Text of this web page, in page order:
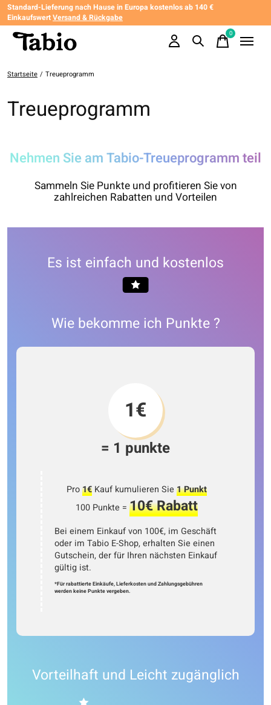
Standard-Lieferung nach Hause in Europa kostenlos ab 140 €
EinkaufswertVersand & Rückgabe
0items
Startseite / Treueprogramm
Treueprogramm
Nehmen Sie am Tabio-Treueprogramm teil
Sammeln Sie Punkte und profitieren Sie von
zahlreichen Rabatten und Vorteilen
Es ist einfach und kostenlos
Wie bekomme ich Punkte ?
1€
= 1 punkte
Pro1€Kauf kumulieren Sie 1 Punkt
100 Punkte = 10€ Rabatt
Bei einem Einkauf von 100€, im Geschäft
oder im Tabio E-Shop, erhalten Sie einen
Gutschein, der für Ihren nächsten Einkauf
gültig ist.
*Für rabattierte Einkäufe, Lieferkosten und Zahlungsgebühren
werden keine Punkte vergeben.
Vorteilhaft und Leicht zugänglich